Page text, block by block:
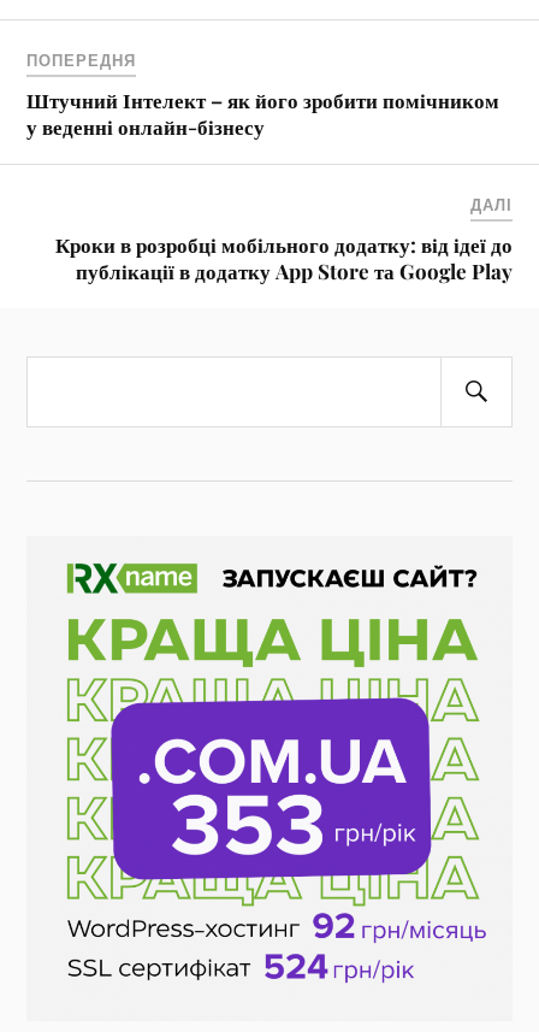
ПОПЕРЕДНЯ
Штучний Інтелект – як його зробити помічником
у веденні онлайн-бізнесу
ДАЛІ
Кроки в розробці мобільного додатку: від ідеї до
публікації в додатку App Store та Google Play